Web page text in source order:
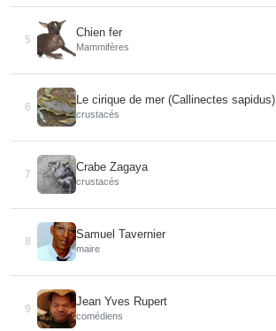
5
Chien fer
Mammifères
6
Le cirique de mer (Callinectes sapidus)
crustacés
7
Crabe Zagaya
crustacés
8
Samuel Tavernier
maire
9
Jean Yves Rupert
comédiens